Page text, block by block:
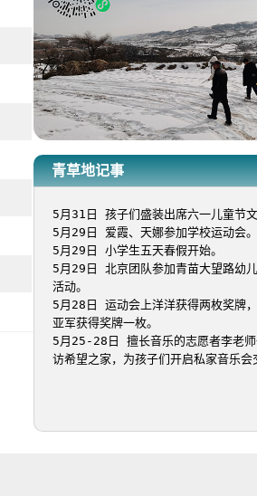
青草地记事
5月31日 孩子们盛装出席六一儿童节文
5月29日 爱霞、天娜参加学校运动会。
5月29日 小学生五天春假开始。
5月29日 北京团队参加青苗大望路幼
活动。
5月28日 运动会上洋洋获得两枚奖牌
亚军获得奖牌一枚。
5月25-28日 擅长音乐的志愿者李老师
访希望之家，为孩子们开启私家音乐会